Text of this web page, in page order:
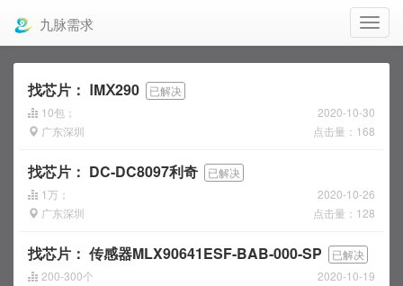
九脉需求
找芯片： ⅠMⅩ290
已解决
10包；
广东深圳
2020-10-30
点击量：168
找芯片： DC-DC8097利奇
已解决
1万；
广东深圳
2020-10-26
点击量：128
找芯片： 传感器MLX90641ESF-BAB-000-SP
已解决
200-300个
2020-10-19